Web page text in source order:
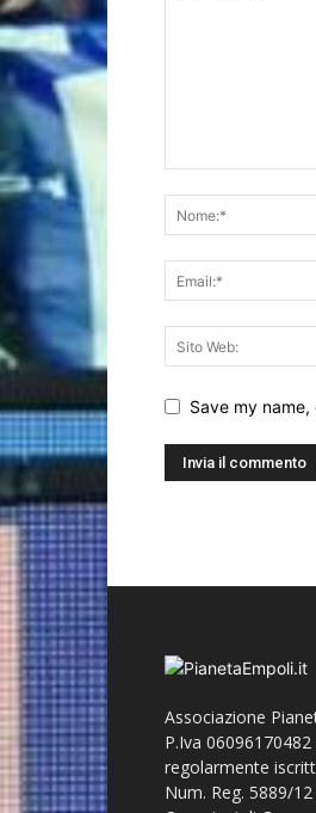
Save my
Associazione
P.Iva
regolarmente
Num. Reg. 5889/